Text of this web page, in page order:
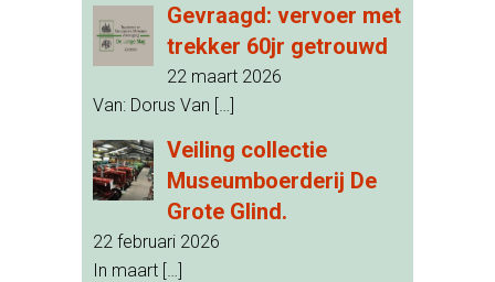
Gevraagd: vervoer met
trekker 60jr getrouwd
22 maart 2026
Van: Dorus Van […]
Veiling collectie
Museumboerderij De
Grote Glind.
22 februari 2026
In maart […]